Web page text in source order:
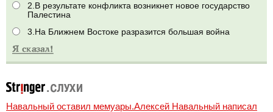
2.В результате конфликта возникнет новое государство
Палестина
3.На Ближнем Востоке разразится большая война
Навальный оставил мемуары.Алексей Навальный написал